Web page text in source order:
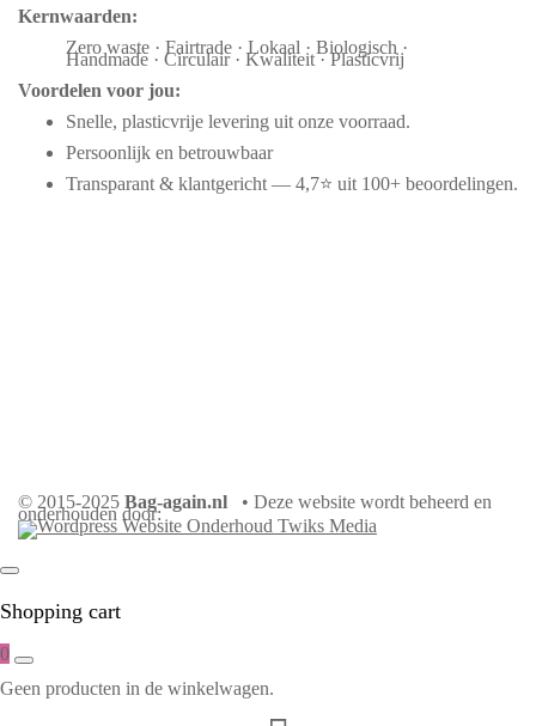
Kernwaarden:
Zero waste · Fairtrade · Lokaal · Biologisch ·
Handmade · Circulair · Kwaliteit · Plasticvrij
Voordelen voor jou:
Snelle, plasticvrije levering uit onze voorraad.
Persoonlijk en betrouwbaar
Transparant & klantgericht — 4,7⭐ uit 100+ beoordelingen.
© 2015-2025 Bag-again.nl • Deze website wordt beheerd en
onderhouden door:
Shopping cart
0
Geen producten in de winkelwagen.